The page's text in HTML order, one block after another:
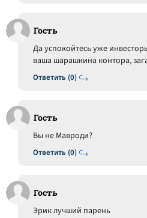
Гость
Ответить (0)
Да успокойтесь уже
ваша шарашкина контора,
Гость
Ответить (0)
Вы не Мавроди?
Гость
Эрик лучший парень